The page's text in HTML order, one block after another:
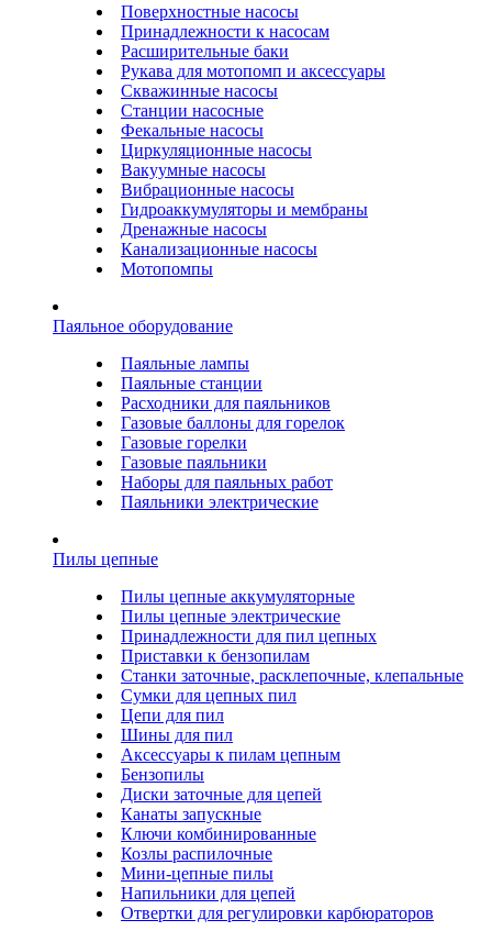
Поверхностные насосы
Принадлежности к насосам
Расширительные баки
Рукава для мотопомп и аксессуары
Скважинные насосы
Станции насосные
Фекальные насосы
Циркуляционные насосы
Вакуумные насосы
Вибрационные насосы
Гидроаккумуляторы и мембраны
Дренажные насосы
Канализационные насосы
Мотопомпы
Паяльное оборудование
Паяльные лампы
Паяльные станции
Расходники для паяльников
Газовые баллоны для горелок
Газовые горелки
Газовые паяльники
Наборы для паяльных работ
Паяльники электрические
Пилы цепные
Пилы цепные аккумуляторные
Пилы цепные электрические
Принадлежности для пил цепных
Приставки к бензопилам
Станки заточные, расклепочные, клепальные
Сумки для цепных пил
Цепи для пил
Шины для пил
Аксессуары к пилам цепным
Бензопилы
Диски заточные для цепей
Канаты запускные
Ключи комбинированные
Козлы распилочные
Мини-цепные пилы
Напильники для цепей
Отвертки для регулировки карбюраторов